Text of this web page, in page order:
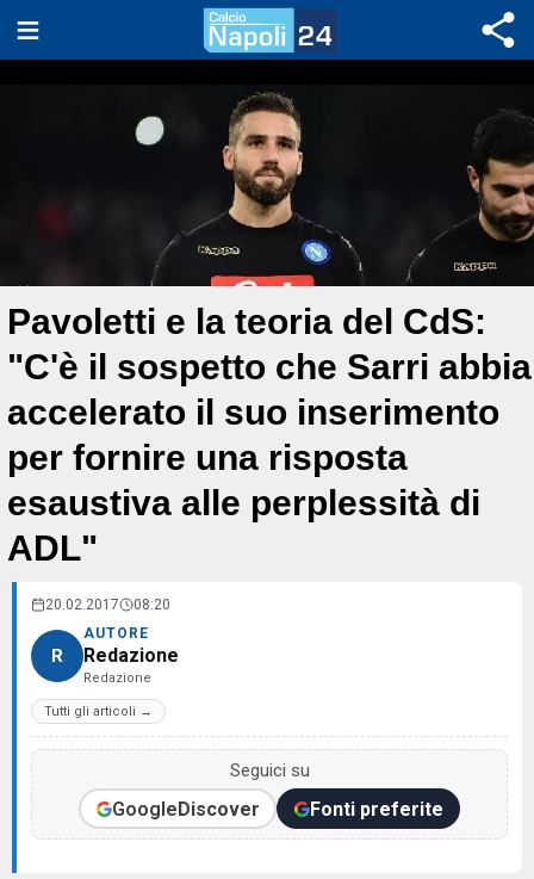
Pavoletti e la teoria del CdS:
"C'è il sospetto che Sarri abbia
accelerato il suo inserimento
per fornire una risposta
esaustiva alle perplessità di
ADL"
20.02.2017 08:20
R
AUTORE
Redazione
Redazione
Tutti gli articoli →
Seguici su
GoogleDiscover Fonti preferite